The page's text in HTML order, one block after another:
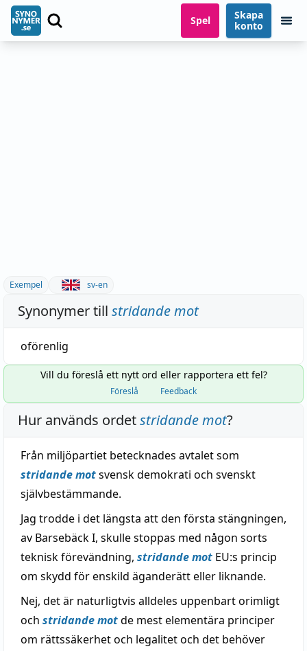
Spel
Skapa
konto
Exempel sv-en
Synonymer till stridande mot
oförenlig
Vill du föreslå ett nytt ord eller rapportera ett fel?
Föreslå Feedback
Hur används ordetstridande mot?
Från miljöpartiet betecknades avtalet som
stridande motsvensk demokrati och svenskt
självbestämmande.
Jag trodde i det längsta att den första stängningen,
av Barsebäck I, skulle stoppas med någon sorts
teknisk förevändning, stridande mot EU:s princip
om skydd för enskild äganderätt eller liknande.
Nej, det är naturligtvis alldeles uppenbart orimligt
och stridande motde mest elementära principer
om rättssäkerhet och legalitet och det behöver